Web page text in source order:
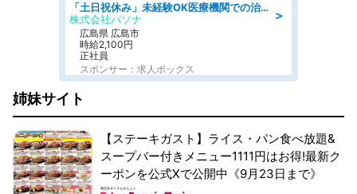
＞
「土日祝休み」未経験OK医療機関での治験コーディネーターのお仕事
株式会社パソナ
広島県 広島市
時給2,100円
正社員
スポンサー：求人ボックス
姉妹サイト
【ステーキガスト】ライス・パン食べ放題&
スープバー付きメニュー1111円はお得!最新ク
ーポンを公式Xで公開中《9月23日まで》